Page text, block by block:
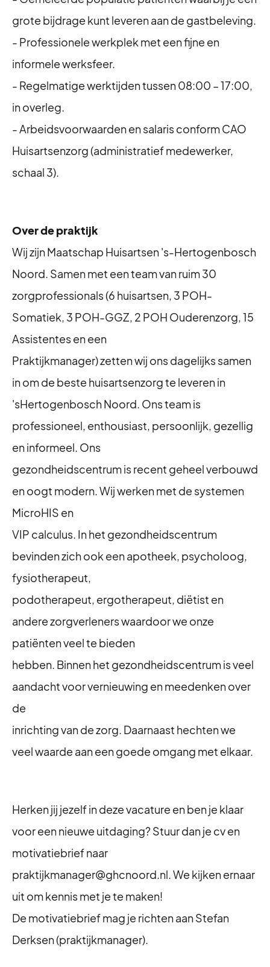
grote bijdrage kunt leveren aan de gastbeleving.
- Professionele werkplek met een fijne en
informele werksfeer.
- Regelmatige werktijden tussen 08:00 – 17:00,
in overleg.
- Arbeidsvoorwaarden en salaris conform CAO
Huisartsenzorg (administratief medewerker,
schaal 3).
Over de praktijk
Wij zijn Maatschap Huisartsen 's-Hertogenbosch
Noord. Samen met een team van ruim 30
zorgprofessionals (6 huisartsen, 3 POH-
Somatiek, 3 POH-GGZ, 2 POH Ouderenzorg, 15
Assistentes en een
Praktijkmanager) zetten wij ons dagelijks samen
in om de beste huisartsenzorg te leveren in
'sHertogenbosch Noord. Ons team is
professioneel, enthousiast, persoonlijk, gezellig
en informeel. Ons
gezondheidscentrum is recent geheel verbouwd
en oogt modern. Wij werken met de systemen
MicroHIS en
VIP calculus. In het gezondheidscentrum
bevinden zich ook een apotheek, psycholoog,
fysiotherapeut,
podotherapeut, ergotherapeut, diëtist en
andere zorgverleners waardoor we onze
patiënten veel te bieden
hebben. Binnen het gezondheidscentrum is veel
aandacht voor vernieuwing en meedenken over
de
inrichting van de zorg. Daarnaast hechten we
veel waarde aan een goede omgang met elkaar.
Herken jij jezelf in deze vacature en ben je klaar
voor een nieuwe uitdaging? Stuur dan je cv en
motivatiebrief naar
praktijkmanager@ghcnoord.nl. We kijken ernaar
uit om kennis met je te maken!
De motivatiebrief mag je richten aan Stefan
Derksen (praktijkmanager).